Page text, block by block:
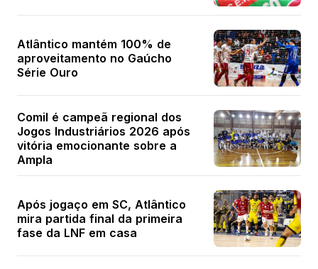
Atlântico mantém 100% de
aproveitamento no Gaúcho
Série Ouro
Comil é campeã regional dos
Jogos Industriários 2026 após
vitória emocionante sobre a
Ampla
Após jogaço em SC, Atlântico
mira partida final da primeira
fase da LNF em casa